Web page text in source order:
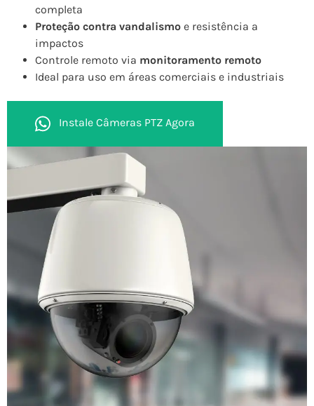
completa
Proteção contra vandalismo e resistência a
impactos
Controle remoto via monitoramento remoto
Ideal para uso em áreas comerciais e industriais
Instale Câmeras PTZ Agora